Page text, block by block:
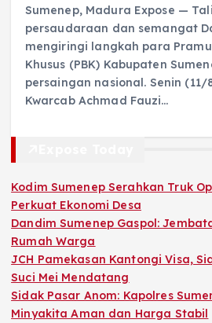
Sumenep, Madura Expose —
persaudaraan dan semangat
mengiringi langkah para
Khusus (PBK) Kabupaten
persaingan nasional. Senin (11/
Kwarcab Achmad Fauzi…
Kodim Sumenep Serahkan Truk
Perkuat Ekonomi Desa
Dandim Sumenep Gaspol:
Rumah Warga
JCH Pamekasan Kantongi Visa,
Suci Mei Mendatang
Sidak Pasar Anom: Kapolres
Minyakita Aman dan Harga Stabil